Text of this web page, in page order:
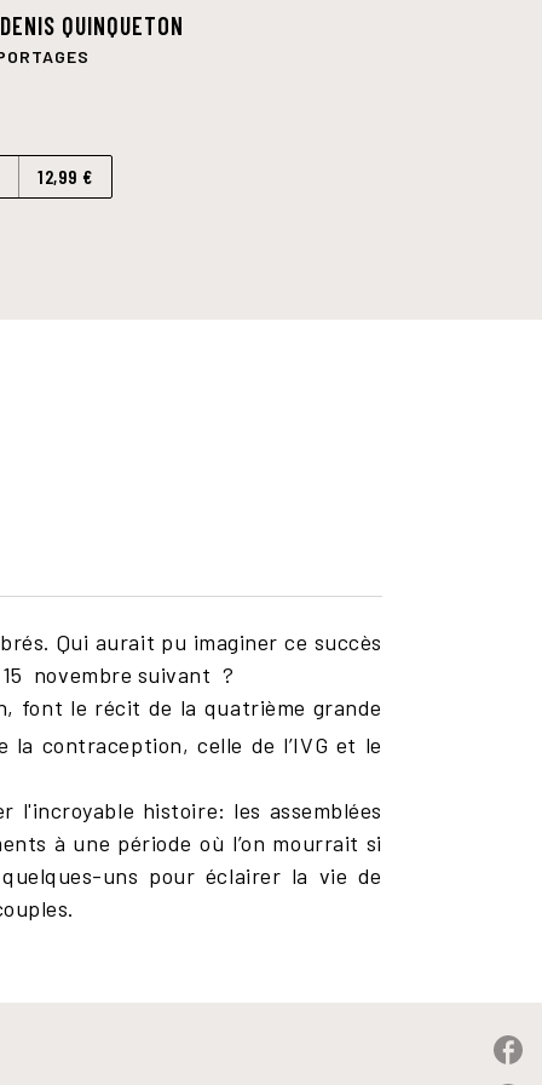
DENIS QUINQUETON
12,99 €
Qui aurait pu imaginer ce succès
novembre suivant ?
font le récit de la quatrième grande
la contraception, celle de l’IVG et le
l'incroyable histoire: les assemblées
à une période où l’on mourrait si
uns pour éclairer la vie de